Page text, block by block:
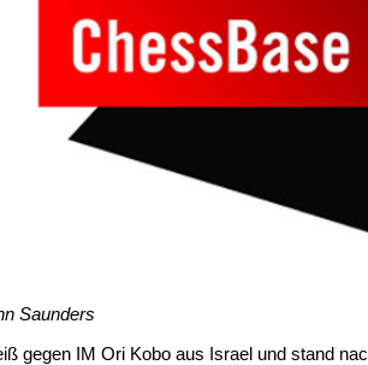
Saunders
gegen IM Ori Kobo aus Israel und stand